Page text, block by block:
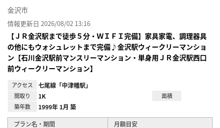
金沢市
情報更新日 2026/08/02 13:16
【ＪＲ金沢駅まで徒歩５分・ＷＩＦＩ完備】家具家電、調理器具
の他にもウォシュレットまで完備♪金沢駅ウィークリーマンショ
ン【石川金沢駅前マンスリーマンション・単身用ＪＲ金沢駅西口
前ウィークリーマンション】
アクセス 七尾線「中津幡駅」
間取り 1K
面積
築年数
1999年 1月 築
プラン名・期間 月額目安